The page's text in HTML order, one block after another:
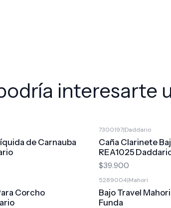
interesarte
de Carnauba
7300197|Daddario
Caña Clarinete
REA1025
$39.900
Corcho
5289004|Mahori
Bajo Travel
Funda